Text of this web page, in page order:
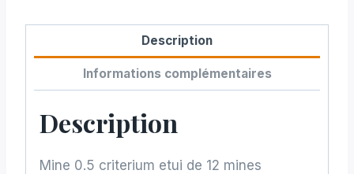
Description
Informations complémentaires
Description
Mine 0.5 criterium etui de 12 mines